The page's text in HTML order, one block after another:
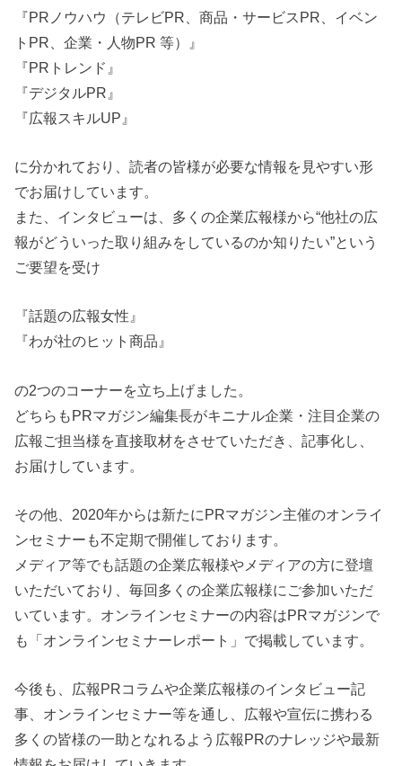
『PRノウハウ（テレビPR、商品・サービスPR、イベン
トPR、企業・人物PR 等）』
『PRトレンド』
『デジタルPR』
『広報スキルUP』
に分かれており、読者の皆様が必要な情報を見やすい形
でお届けしています。
また、インタビューは、多くの企業広報様から“他社の広
報がどういった取り組みをしているのか知りたい”という
ご要望を受け
『話題の広報女性』
『わが社のヒット商品』
の2つのコーナーを立ち上げました。
どちらもPRマガジン編集長がキニナル企業・注目企業の
広報ご担当様を直接取材をさせていただき、記事化し、
お届けしています。
その他、2020年からは新たにPRマガジン主催のオンライ
ンセミナーも不定期で開催しております。
メディア等でも話題の企業広報様やメディアの方に登壇
いただいており、毎回多くの企業広報様にご参加いただ
いています。オンラインセミナーの内容はPRマガジンで
も「オンラインセミナーレポート」で掲載しています。
今後も、広報PRコラムや企業広報様のインタビュー記
事、オンラインセミナー等を通し、広報や宣伝に携わる
多くの皆様の一助となれるよう広報PRのナレッジや最新